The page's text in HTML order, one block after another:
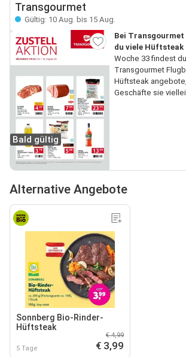
Transgourmet
Gültig: 10 Aug. bis 15 Aug.
Bald gültig
Bei
du viele Hüftsteak
Woche 33 findest
Transgourmet
Hüftsteak
Geschäfte sie
Alternative Angebote
Sonnberg Bio-Rinder-
Hüftsteak
5 Tage
€ 4,99
€ 3,99